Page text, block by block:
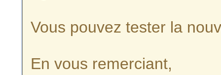
Vous pouvez tester la
En vous remerciant,